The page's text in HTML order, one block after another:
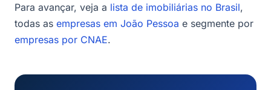
Para avançar, veja a lista de imobiliárias no Brasil,
todas as empresas em João Pessoa e segmente por
empresas por CNAE.